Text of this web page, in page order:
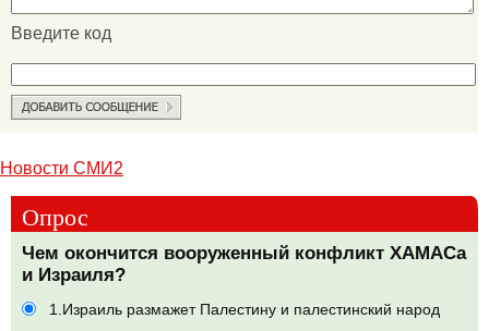
Введите код
Новости СМИ2
Опрос
Чем окончится вооруженный конфликт ХАМАСа
и Израиля?
1.Израиль размажет Палестину и палестинский народ